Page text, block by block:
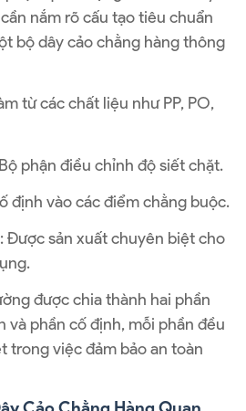
nắm rõ cấu tạo tiêu chuẩn
bộ dây cảo chằng hàng thông
từ các chất liệu như PP, PO,
phận điều chỉnh độ siết chặt.
định vào các điểm chằng buộc.
Được sản xuất chuyên biệt cho
được chia thành hai phần
và phần cố định, mỗi phần đều
trong việc đảm bảo an toàn